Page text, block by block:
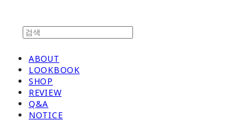
ABOUT
LOOKBOOK
SHOP
REVIEW
Q&A
NOTICE